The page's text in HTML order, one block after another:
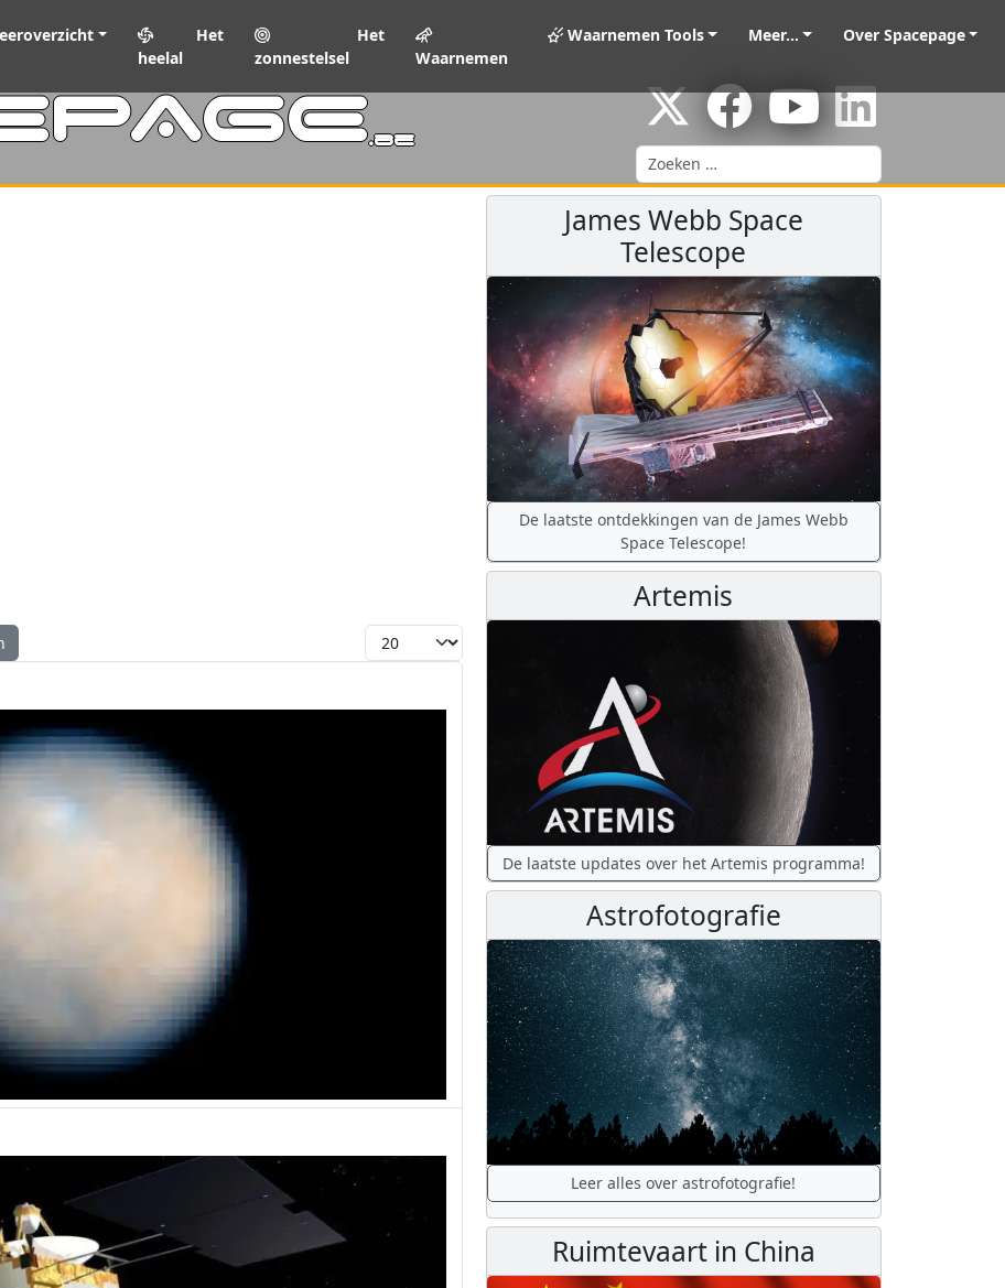
Het
heelal
Het
zonnestelsel
Waarnemen
Waarnemen Tools Meer... Over Spacepage
.be
Zoeken
Toon #
James Webb Space
Telescope
De laatste ontdekkingen van de James Webb
Space Telescope!
Artemis
De laatste updates over het Artemis programma!
Astrofotografie
Leer alles over astrofotografie!
Ruimtevaart in China